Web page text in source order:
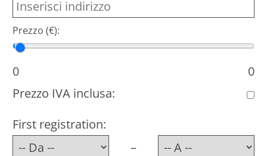
Prezzo (€):
Prezzo minimo
Prezzo massimo
0
0
Prezzo IVA inclusa:
First registration:
–